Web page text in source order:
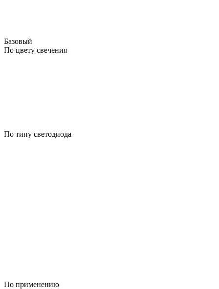
Базовый
По цвету свечения
По типу светодиода
По применению